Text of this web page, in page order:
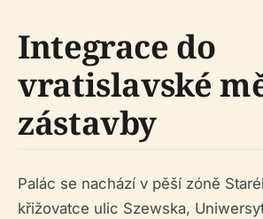
Integrace do
vratislavské
zástavby
Palác se nachází v pěší zóně
křižovatce ulic Szewska,